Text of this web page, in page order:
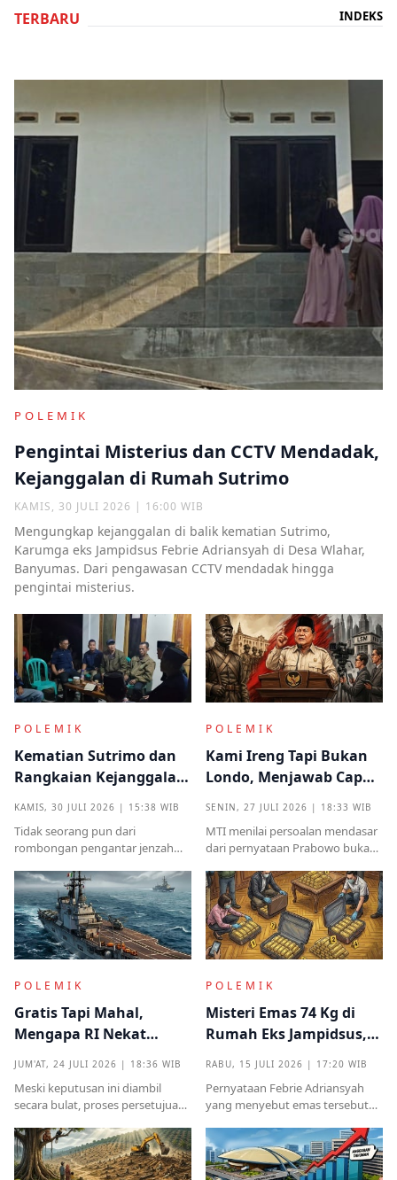
TERBARU INDEKS
POLEMIK
Pengintai Misterius dan CCTV Mendadak,
Kejanggalan di Rumah Sutrimo
KAMIS, 30 JULI 2026 | 16:00 WIB
Mengungkap kejanggalan di balik kematian Sutrimo,
Karumga eks Jampidsus Febrie Adriansyah di Desa Wlahar,
Banyumas. Dari pengawasan CCTV mendadak hingga
pengintai misterius.
POLEMIK
Kematian Sutrimo dan
Rangkaian Kejanggalan
Kampung Halaman
KAMIS, 30 JULI 2026 | 15:38 WIB
Tidak seorang pun dari
rombongan pengantar jenzah
identitas ataupun menjelaskan
dari instansi mana.
POLEMIK
Kami Ireng Tapi Bukan
Londo, Menjawab Cap
SENIN, 27 JULI 2026 | 18:33 WIB
MTI menilai persoalan mendasar
dari pernyataan Prabowo bukan
melainkan implikasinya yang
sangat destruktif bagi kualitas
demokrasi
POLEMIK
Gratis Tapi Mahal,
Mengapa RI Nekat
Induk Tua Italia?
JUM'AT, 24 JULI 2026 | 18:36 WIB
Meski keputusan ini diambil
secara bulat, proses persetujuan
kritik tajam terkait prosedur yang
mendadak serta kekhawatiran
akan beban anggaran
POLEMIK
Misteri Emas 74 Kg di
Rumah Eks Jampidsus,
RABU, 15 JULI 2026 | 17:20 WIB
Pernyataan Febrie Adriansyah
yang menyebut emas tersebut
menjadi titik penting dalam
proses pembuktian